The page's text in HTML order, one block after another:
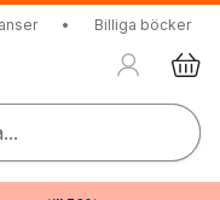
• Billiga böcker